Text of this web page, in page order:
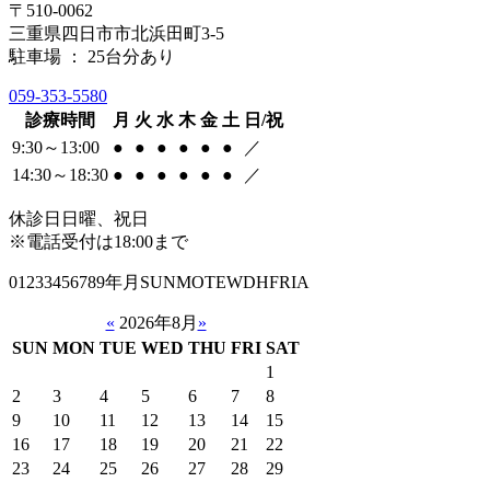
〒510-0062
三重県四日市市北浜田町3-5
駐車場 ： 25台分あり
059-353-5580
診療時間
月 火 水 木 金 土 日/祝
9:30～13:00
● ● ● ● ● ●
／
14:30～18:30 ● ● ● ● ● ● ／
休診日 日曜、祝日
※電話受付は18:00まで
01233456789年月SUNMOTEWDHFRIA
« 2026年8月 »
SUN MON TUE WED THU FRI SAT
1
2
3 4 5 6 7
8
9
10 11 12 13 14
15
16
17 18 19 20 21
22
23
24 25 26 27 28
29